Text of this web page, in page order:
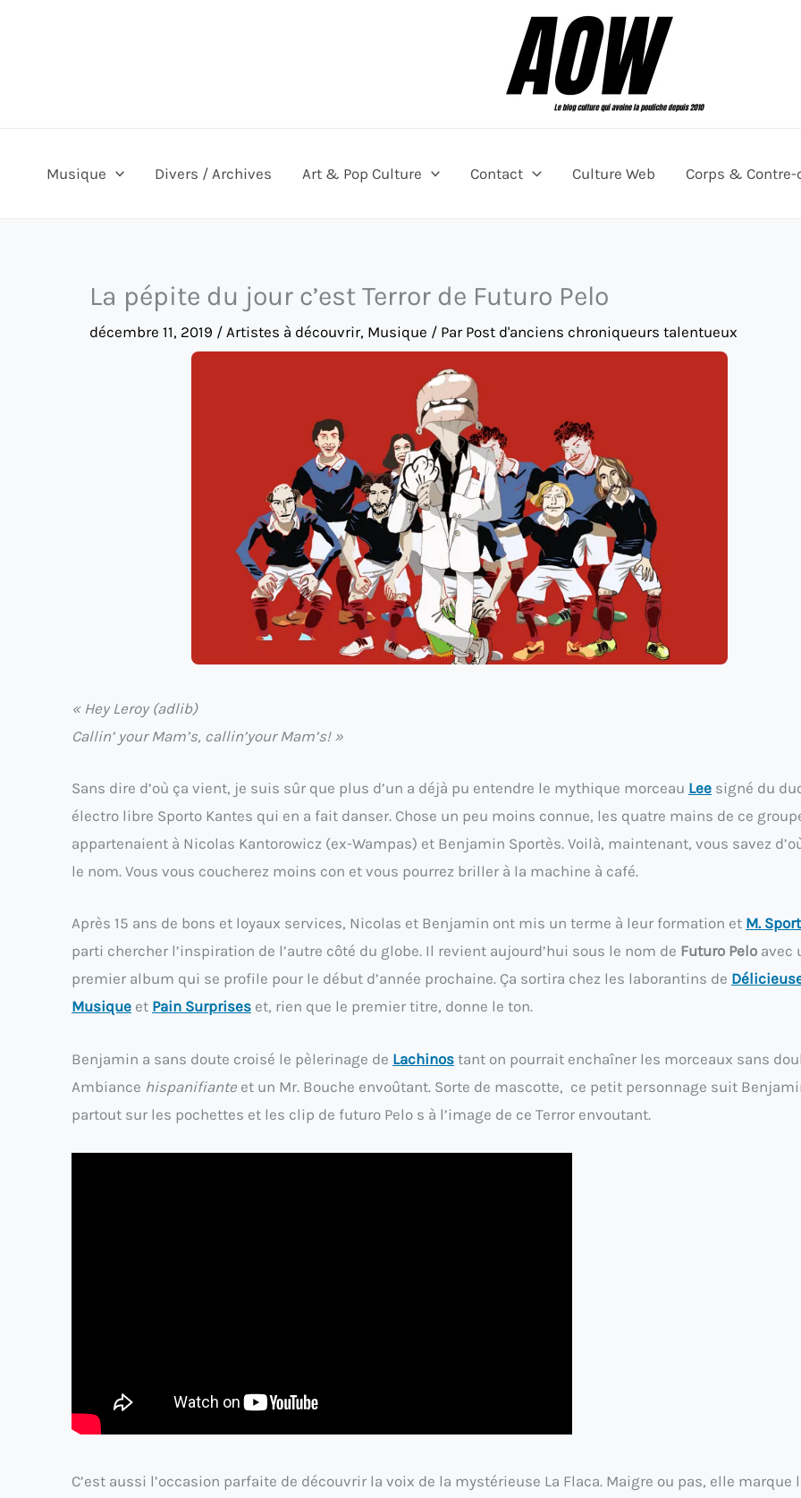
Musique Divers / Archives Art & Pop Culture Contact Culture Web Corps &
La pépite du jour c’est Terror de Futuro Pelo
décembre 11, 2019 / Artistes à découvrir, Musique / Par Post d'anciens chroniqueurs talentueux
« Hey Leroy (adlib)
Callin’ your Mam’s, callin’your Mam’s! »
Sans dire d’où ça vient, je suis sûr que plus d’un a déjà pu entendre le mythique morceau Lee signé du
électro libre Sporto Kantes qui en a fait danser. Chose un peu moins connue, les quatre mains de ce
appartenaient à Nicolas Kantorowicz (ex-Wampas) et Benjamin Sportès. Voilà, maintenant, vous savez
le nom. Vous vous coucherez moins con et vous pourrez briller à la machine à café.
Après 15 ans de bons et loyaux services, Nicolas et Benjamin ont mis un terme à leur formation et M.
parti chercher l’inspiration de l’autre côté du globe. Il revient aujourd’hui sous le nom de Futuro Pelo avec
premier album qui se profile pour le début d’année prochaine. Ça sortira chez les laborantins de
Musique et Pain Surprises et, rien que le premier titre, donne le ton.
Benjamin a sans doute croisé le pèlerinage de Lachinos tant on pourrait enchaîner les morceaux sans
Ambiance hispanifiante et un Mr. Bouche envoûtant. Sorte de mascotte, ce petit personnage suit
partout sur les pochettes et les clip de futuro Pelo s à l’image de ce Terror envoutant.
C’est aussi l’occasion parfaite de découvrir la voix de la mystérieuse La Flaca. Maigre ou pas, elle marque